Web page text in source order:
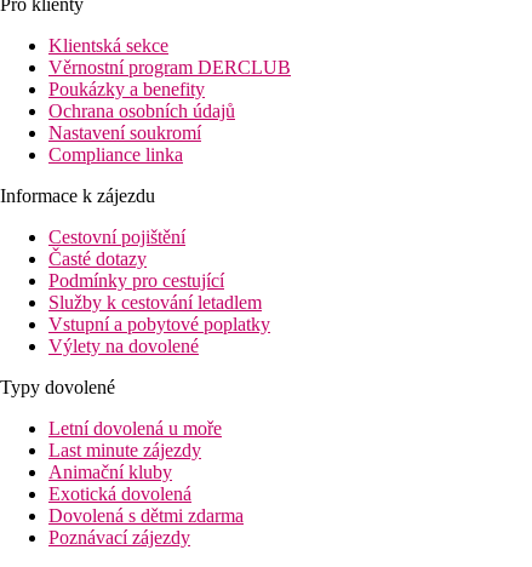
Pro klienty
Klientská sekce
Věrnostní program DERCLUB
Poukázky a benefity
Ochrana osobních údajů
Nastavení soukromí
Compliance linka
Informace k zájezdu
Cestovní pojištění
Časté dotazy
Podmínky pro cestující
Služby k cestování letadlem
Vstupní a pobytové poplatky
Výlety na dovolené
Typy dovolené
Letní dovolená u moře
Last minute zájezdy
Animační kluby
Exotická dovolená
Dovolená s dětmi zdarma
Poznávací zájezdy